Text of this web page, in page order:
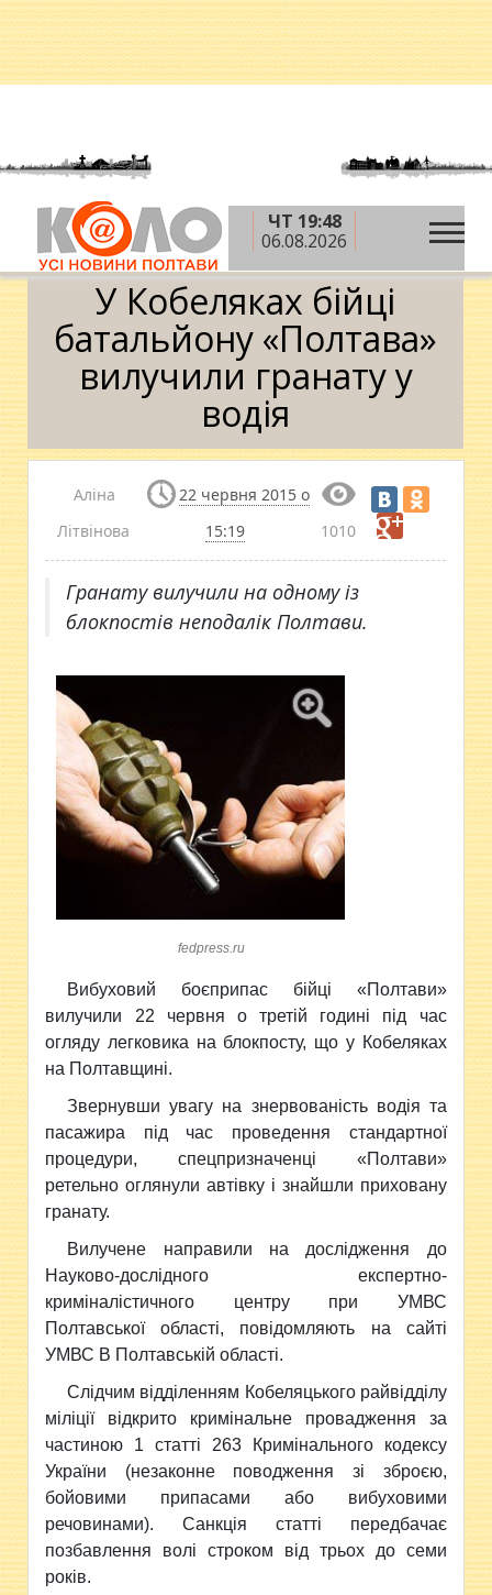
ЧТ 19:48
06.08.2026
Головна » Новини » Кримінал »
У Кобеляках
бійці батальйону «Полтава» вилучили гранату у водія
У Кобеляках бійці
батальйону «Полтава»
вилучили гранату у
водія
Аліна
Літвінова
22 червня 2015 о
15:19
1010
Гранату вилучили на одному із
блокпостів неподалік Полтави.
fedpress.ru
Вибуховий боєприпас бійці «Полтави»
вилучили 22 червня о третій годині під час
огляду легковика на блокпосту, що у Кобеляках
на Полтавщині.
Звернувши увагу на знервованість водія та
пасажира під час проведення стандартної
процедури, спецпризначенці «Полтави»
ретельно оглянули автівку і знайшли приховану
гранату.
Вилучене направили на дослідження до
Науково-дослідного експертно-
криміналістичного центру при УМВС
Полтавської області, повідомляють на сайті
УМВС В Полтавській області.
Слідчим відділенням Кобеляцького райвідділу
міліції відкрито кримінальне провадження за
частиною 1 статті 263 Кримінального кодексу
України (незаконне поводження зі зброєю,
бойовими припасами або вибуховими
речовинами). Санкція статті передбачає
позбавлення волі строком від трьох до семи
років.